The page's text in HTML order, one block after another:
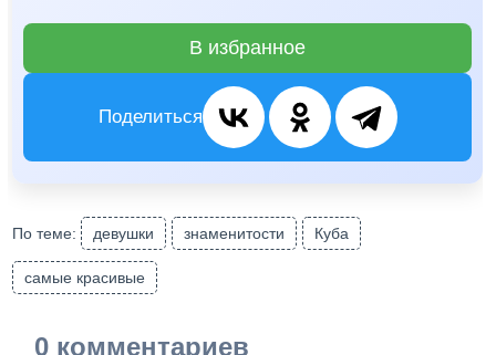
В избранное
Поделиться
По теме: девушки знаменитости Куба
самые красивые
0 комментариев